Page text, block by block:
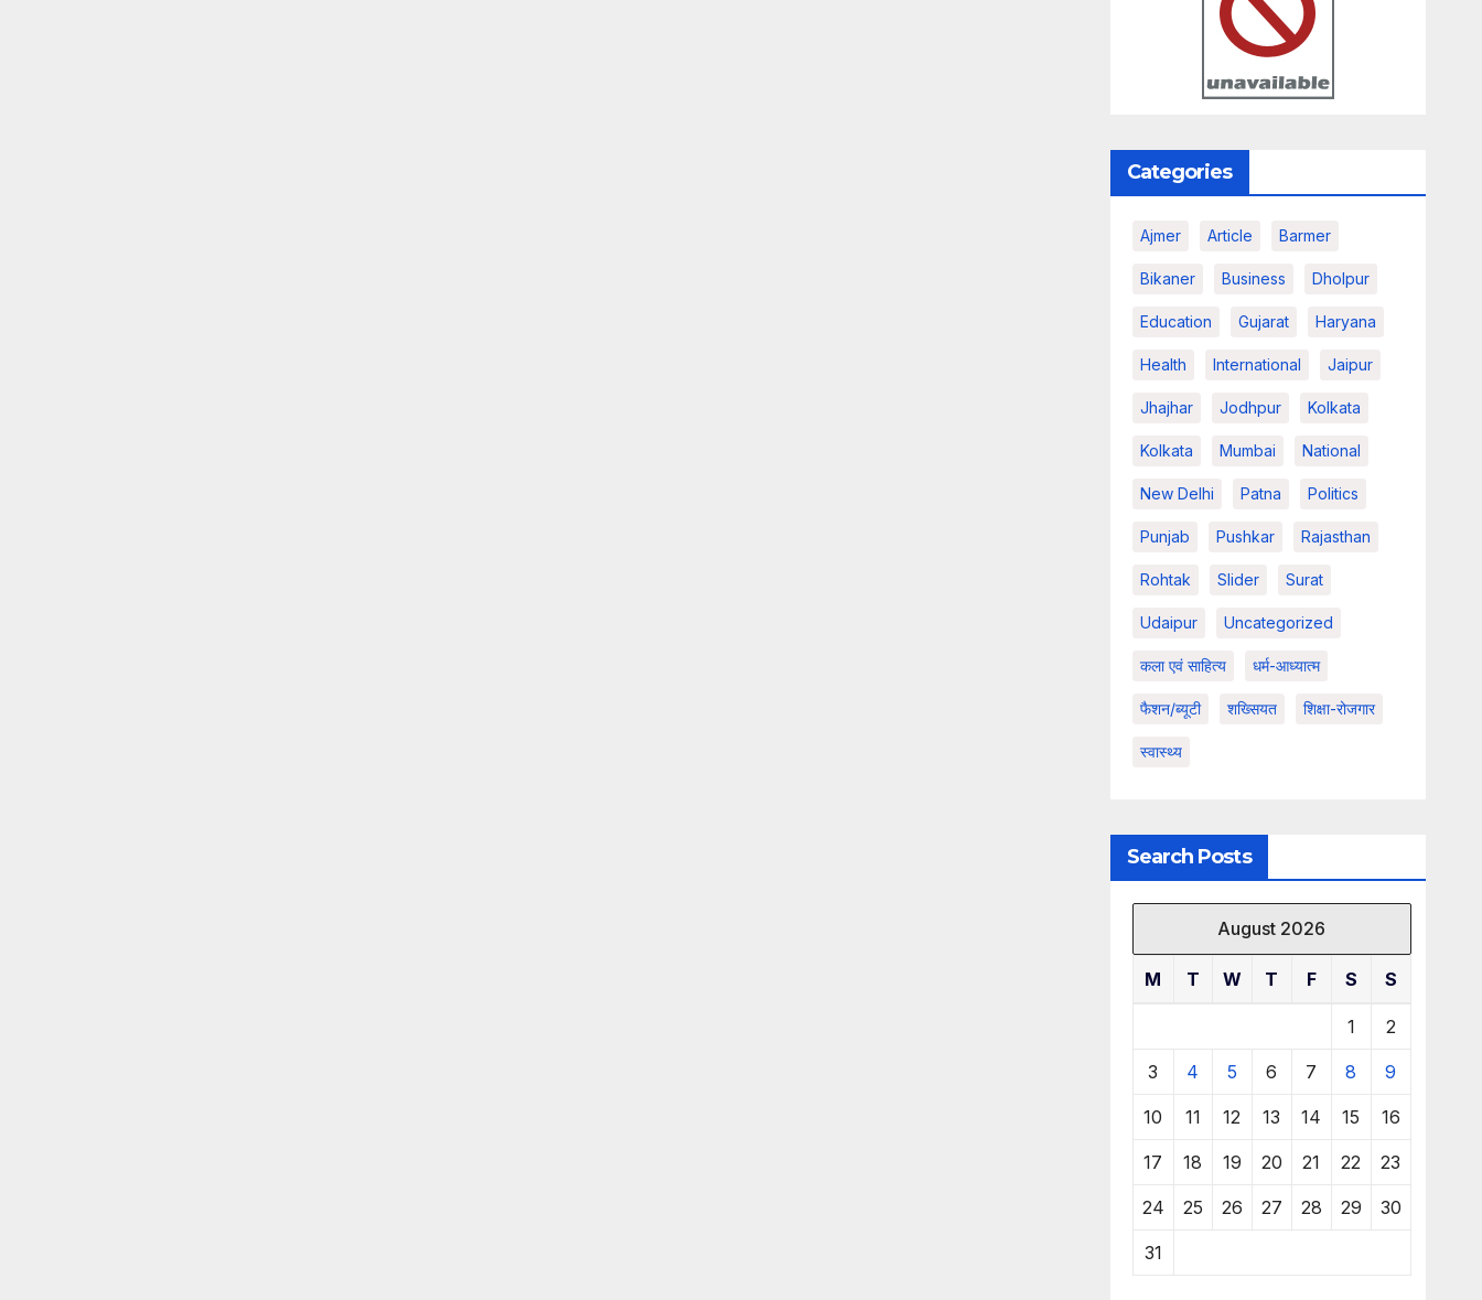
Categories
Ajmer Article Barmer
Bikaner Business Dholpur
Education Gujarat Haryana
Health International Jaipur
Jhajhar Jodhpur Kolkata
Kolkata Mumbai National
New Delhi Patna Politics
Punjab Pushkar Rajasthan
Rohtak Slider Surat
Udaipur Uncategorized
कला एवं साहित्य धर्म-आध्यात्म
फैशन/ब्यूटी शख्सियत शिक्षा-रोजगार
स्वास्थ्य
Search Posts
August 2026
M T W T F S S
1 2
3 4 5 6 7 8 9
10 11 12 13 14 15 16
17 18 19 20 21 22 23
24 25 26 27 28 29 30
31